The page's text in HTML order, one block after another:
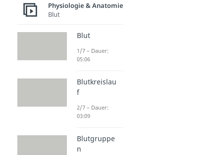
Physiologie & Anatomie
Blut
Blut
1/7 – Dauer:
05:06
Blutkreislau
f
2/7 – Dauer:
03:09
Blutgruppe
n